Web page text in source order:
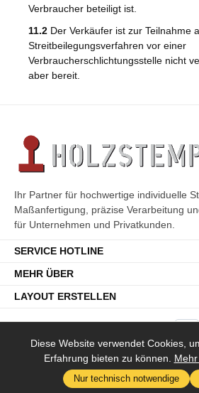
Verbraucher beteiligt ist.
11.2 Der Verkäufer ist zur Teilnahme
Streitbeilegungsverfahren vor einer
Verbraucherschlichtungsstelle nicht
aber bereit.
Ihr Partner für hochwertige individuelle
Maßanfertigung, präzise Verarbeitung
für Unternehmen und Privatkunden.
SERVICE HOTLINE
MEHR ÜBER
LAYOUT ERSTELLEN
* Alle Preise inkl. gesetzl. Mehrwertsteuer zzgl.
Nachnahmegebühren, wenn nicht
Diese Website verwendet Cookies,
Erfahrung bieten zu können. Mehr
Nur technisch notwendige